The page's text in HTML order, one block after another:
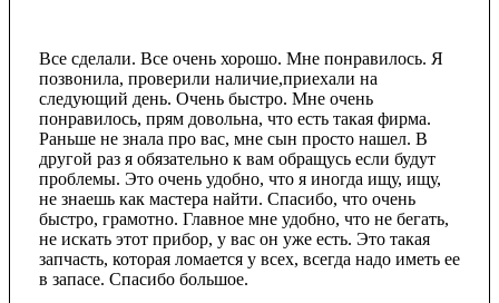
Все сделали. Все очень хорошо. Мне понравилось. Я
позвонила, проверили наличие,приехали на
следующий день. Очень быстро. Мне очень
понравилось, прям довольна, что есть такая фирма.
Раньше не знала про вас, мне сын просто нашел. В
другой раз я обязательно к вам обращусь если будут
проблемы. Это очень удобно, что я иногда ищу, ищу,
не знаешь как мастера найти. Спасибо, что очень
быстро, грамотно. Главное мне удобно, что не бегать,
не искать этот прибор, у вас он уже есть. Это такая
запчасть, которая ломается у всех, всегда надо иметь ее
в запасе. Спасибо большое.